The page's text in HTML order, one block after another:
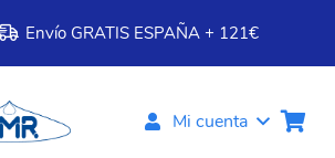
Envío GRATIS ESPAÑA + 121€
Mi cuenta